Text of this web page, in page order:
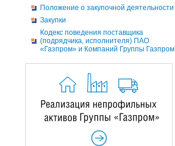
Положение о закупочной деятельности
Закупки
Кодекс поведения поставщика
(подрядчика, исполнителя) ПАО
«Газпром» и Компаний Группы Газпром